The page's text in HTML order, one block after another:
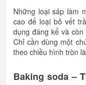
Những loại sáp làm
cao để loại bỏ vết
dụng đáng kể và
Chỉ cần dùng một
theo chiều hình tròn
Baking soda –